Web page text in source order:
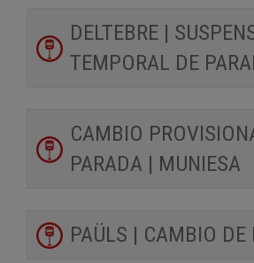
DELTEBRE |
TEMPORAL DE
CAMBIO
PARADA | MUNIESA
PAÜLS | CAMBIO DE